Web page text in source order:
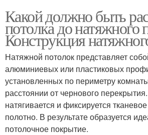
Какой должно быть
потолка до натяжного
Конструкция
Натяжной потолок представляет
алюминиевых или пластиковых
установленных по периметру
расстоянии от чернового
натягивается и фиксируется
полотно. В результате образуется
потолочное покрытие.